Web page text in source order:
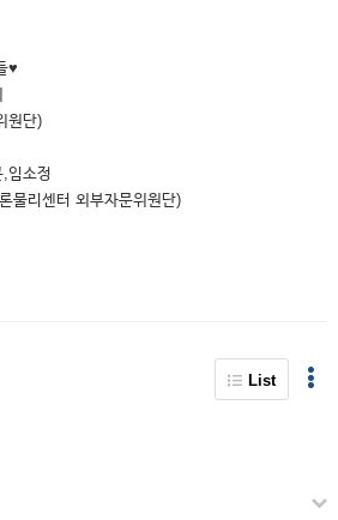
♥
원단)
임소정
물리센터 외부자문위원단)
List